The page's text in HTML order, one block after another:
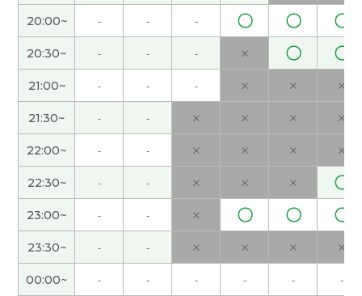
谢谢，我喜欢喝茶。下次见( 40代 男性 )
谢谢您的课！在日本，黄金周旅游的人挺多。所以
价格很贵。但是这是很宝贵的机会去旅游。和您学
中文很开心。下次见！
( 50代 女性 )
日本现在家庭使用密码锁的不太多的感觉。下次
见！( 40代 男性 )
谢谢，下次见 ( 40代 男性 )
我推荐五月的青森。很好的日本的旅游胜地。樱花
很漂亮。下次见
( 40代 男性 )
20:00~ - - - 〇 〇 〇
20:30~ - - - × 〇 〇
21:00~ - - - × × ×
21:30~ - - × × × ×
22:00~ - - × × × ×
22:30~ - - × × × 〇
23:00~ - - × 〇 〇 〇
23:30~ - - × × × ×
00:00~ - - - - - -